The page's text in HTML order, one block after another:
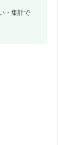
・集計で